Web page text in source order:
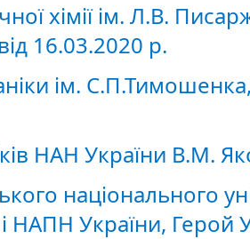
хімії ім. Л.В.
16.03.2020 р.
ім.
НАН України В.М.
національного
НАПН України, Герой